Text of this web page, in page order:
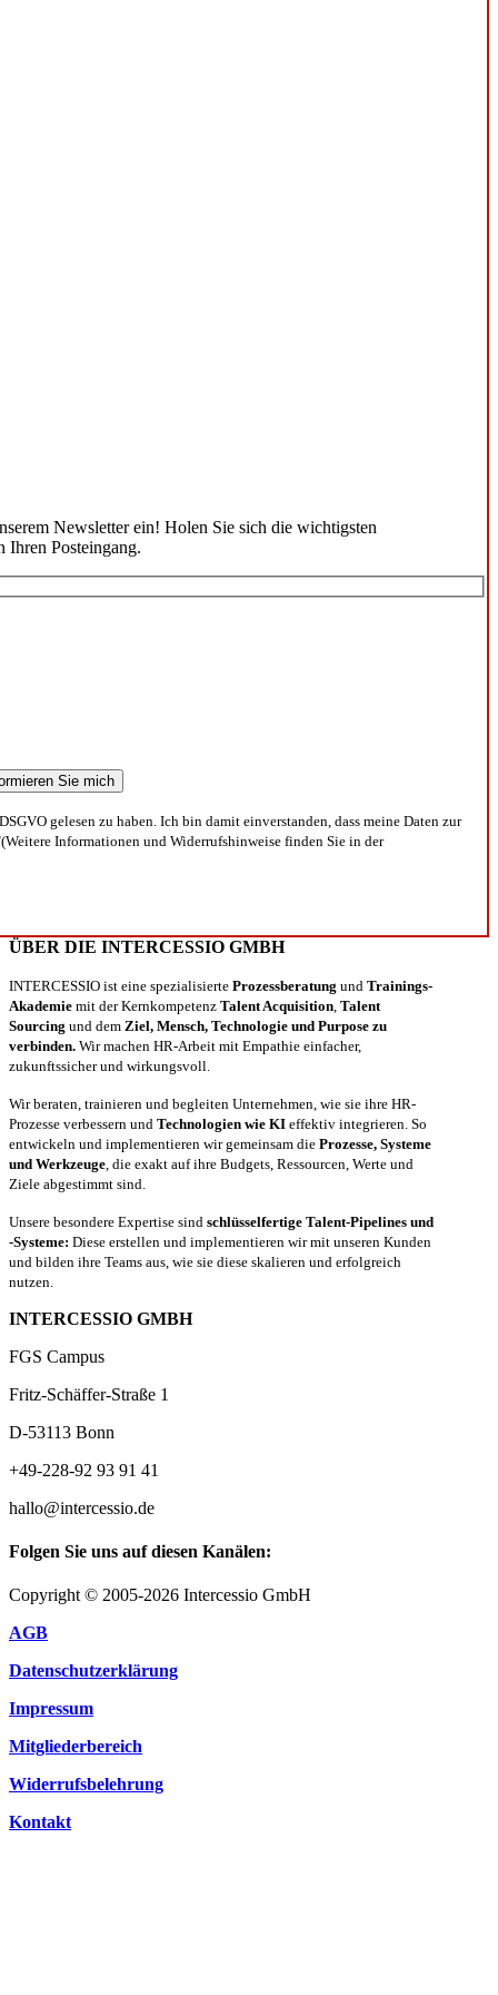
Newsletter ein! Holen Sie sich die wichtigsten
Ihren Posteingang.
gelesen zu haben. Ich bin damit einverstanden, dass meine Daten zur
Informationen und Widerrufshinweise finden Sie in der
ÜBER DIE INTERCESSIO GMBH
INTERCESSIO ist eine spezialisierte Prozessberatung und Trainings-
Akademie mit der Kernkompetenz Talent Acquisition Talent
Sourcing und dem Ziel, Mensch, Technologie und Purpose zu
verbinden. Wir machen HR-Arbeit mit Empathie einfacher,
zukunftssicher und wirkungsvoll.
Wir beraten, trainieren und begleiten Unternehmen, wie sie ihre HR-
Prozesse verbessern und Technologien wie KI effektiv integrieren. So
entwickeln und implementieren wir gemeinsam die Prozesse, Systeme
und Werkzeuge , die exakt auf ihre Budgets, Ressourcen, Werte und
Ziele abgestimmt sind.
Unsere besondere Expertise sind schlüsselfertige Talent-Pipelines und
-Systeme: Diese erstellen und implementieren wir mit unseren Kunden
und bilden ihre Teams aus, wie sie diese skalieren und erfolgreich
nutzen.
INTERCESSIO GMBH
FGS Campus
Fritz-Schäffer-Straße 1
D-53113 Bonn
+49-228-92 93 91 41
hallo@intercessio.de
Folgen Sie uns auf diesen Kanälen:
Copyright © 2005-2026 Intercessio GmbH
AGB
Datenschutzerklärung
Impressum
Mitgliederbereich
Widerrufsbelehrung
Kontakt